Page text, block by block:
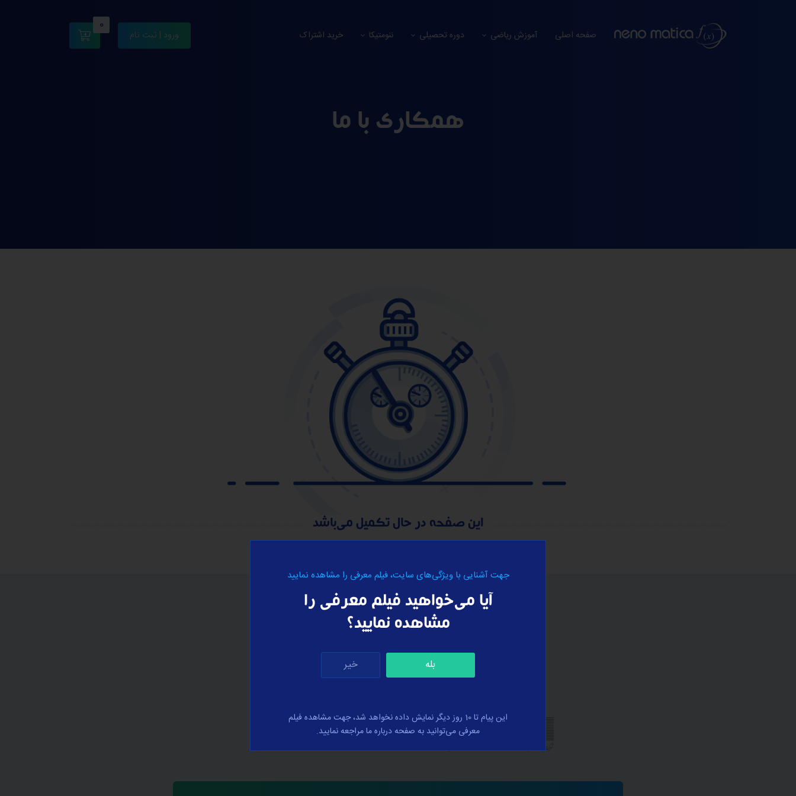
صفحه اصلی آموزش ریاضی دوره تحصیلی ننومتیکا خرید اشتراک ورود | ثبت نام
0
همکاری با ما
این صفحه در حال تکمیل می‌باشد
نمادهای اعتماد
جهت آشنایی با ویژگی‌های سایت، فیلم معرفی را مشاهده نمایید
آیا می‌خواهید فیلم معرفی را
مشاهده نمایید؟
بله خیر
این پیام تا 10 روز دیگر نمایش داده نخواهد شد، جهت مشاهده فیلم
معرفی می‌توانید به صفحه درباره ما مراجعه نمایید.